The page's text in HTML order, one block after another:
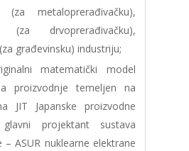
(za metaloprerađivačku),
(za drvoprerađivačku),
građevinsku) industriju;
matematički model
proizvodnje temeljen na
JIT Japanske proizvodne
projektant sustava
– ASUR nuklearne elektrane